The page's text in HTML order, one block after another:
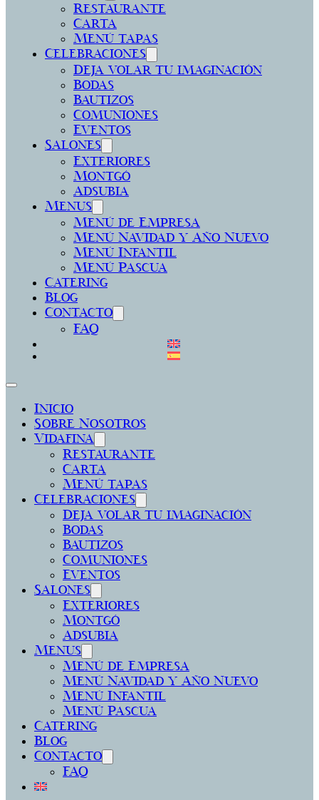
Restaurante
Carta
Menú tapas
Celebraciones
Deja volar tu imaginación
Bodas
Bautizos
Comuniones
Eventos
Salones
Exteriores
Montgó
Adsubia
Menus
Menú de Empresa
Menú Navidad y Año Nuevo
Menú Infantil
Menú Pascua
Catering
Blog
Contacto
FAQ
Inicio
Sobre Nosotros
Vidafina
Restaurante
Carta
Menú tapas
Celebraciones
Deja volar tu imaginación
Bodas
Bautizos
Comuniones
Eventos
Salones
Exteriores
Montgó
Adsubia
Menus
Menú de Empresa
Menú Navidad y Año Nuevo
Menú Infantil
Menú Pascua
Catering
Blog
Contacto
FAQ